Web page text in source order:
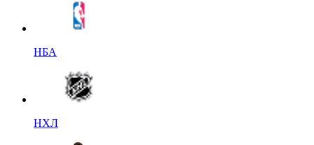
НБА
НХЛ